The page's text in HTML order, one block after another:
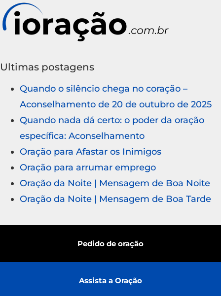
Ultimas postagens
Quando o silêncio chega no coração –
Aconselhamento de 20 de outubro de 2025
Quando nada dá certo: o poder da oração
específica: Aconselhamento
Oração para Afastar os Inimigos
Oração para arrumar emprego
Oração da Noite | Mensagem de Boa Noite
Oração da Noite | Mensagem de Boa Tarde
Pedido de oração
Assista a Oração